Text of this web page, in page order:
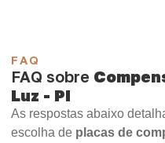
FAQ
FAQ sobre
Luz - PI
As respostas abaixo
escolha de placas de